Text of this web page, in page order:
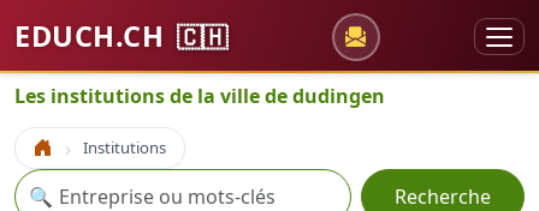
EDUCH.CH 🇨🇭
Les institutions de la ville de dudingen
Accueil Institutions
Recherche
🔍 Recherche